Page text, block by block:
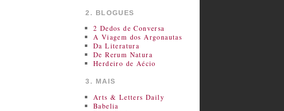
2. BLOGUES
2 Dedos de Conversa
A Viagem dos Argonautas
Da Literatura
De Rerum Natura
Herdeiro de Aécio
3. MAIS
Arts & Letters Daily
Babelia